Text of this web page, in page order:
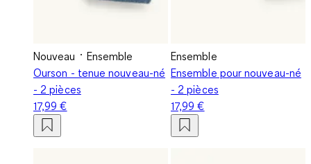
Nouveau
Ensemble
Ourson - tenue nouveau-né
- 2 pièces
17,99 €
Ensemble
Ensemble pour nouveau-né
- 2 pièces
17,99 €